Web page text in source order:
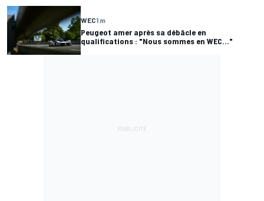
WEC1 m
Peugeot amer après sa débâcle en
qualifications : "Nous sommes en WEC..."